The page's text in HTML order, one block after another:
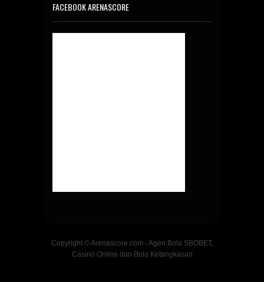
FACEBOOK ARENASCORE
Copyright © Arenascore.com - Agen Bola SBOBET,
Casino Online dan Bola Ketangkasan